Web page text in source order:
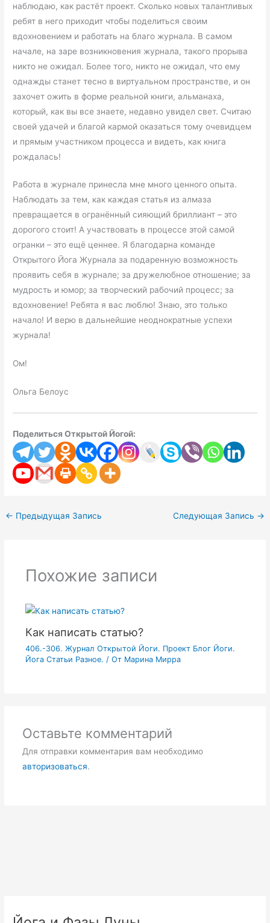
наблюдаю, как растёт проект. Сколько новых талантливых
ребят в него приходит чтобы поделиться своим
вдохновением и работать на благо журнала. В самом
начале, на заре возникновения журнала, такого прорыва
никто не ожидал. Более того, никто не ожидал, что ему
однажды станет тесно в виртуальном пространстве, и он
захочет ожить в форме реальной книги, альманаха,
который, как вы все знаете, недавно увидел свет. Считаю
своей удачей и благой кармой оказаться тому очевидцем
и прямым участником процесса и видеть, как книга
рождалась!
Работа в журнале принесла мне много ценного опыта.
Наблюдать за тем, как каждая статья из алмаза
превращается в огранённый сияющий бриллиант – это
дорогого стоит! А участвовать в процессе этой самой
огранки – это ещё ценнее. Я благодарна команде
Открытого Йога Журнала за подаренную возможность
проявить себя в журнале; за дружелюбное отношение; за
мудрость и юмор; за творческий рабочий процесс; за
вдохновение! Ребята я вас люблю! Знаю, это только
начало! И верю в дальнейшие неоднократные успехи
журнала!
Ом!
Ольга Белоус
Поделиться Открытой Йогой:
← Предыдущая Запись Следующая Запись →
Похожие записи
Как написать статью?
406.-306. Журнал Открытой Йоги. Проект Блог Йоги.
Йога Статьи Разное. / От Марина Мирра
Оставьте комментарий
Для отправки комментария вам необходимо
авторизоваться.